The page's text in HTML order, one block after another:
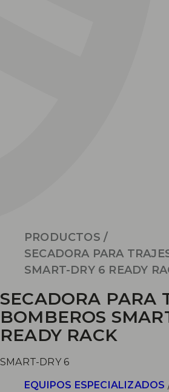
PRODUCTOS /
SECADORA PARA
SMART-DRY 6 READY
SECADORA PARA
BOMBEROS
READY RACK
SMART-DRY 6
EQUIPOS ESPECIALIZADOS